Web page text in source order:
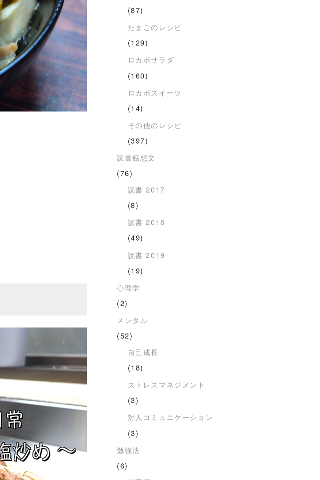
(87)
たまごのレシピ
(129)
ロカボサラダ
(160)
ロカボスイーツ
(14)
その他のレシピ
(397)
読書感想文
(76)
読書 2017
(8)
読書 2018
(49)
読書 2019
(19)
心理学
(2)
メンタル
(52)
自己成長
(18)
ストレスマネジメント
(3)
対人コミュニケーション
(3)
勉強法
(6)